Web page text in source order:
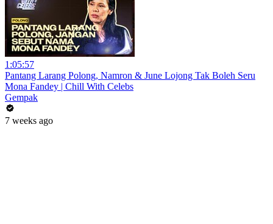
1:05:57
Pantang Larang Polong, Namron & June Lojong Tak Boleh Seru
Mona Fandey | Chill With Celebs
Gempak
7 weeks ago